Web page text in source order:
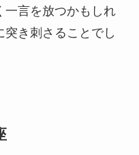
一言を放つかもしれ
突き刺さることでし